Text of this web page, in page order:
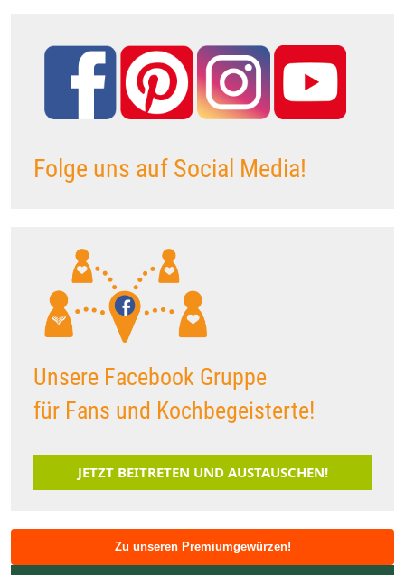
Folge uns auf Social Media!
Unsere Facebook Gruppe
für Fans und Kochbegeisterte!
JETZT BEITRETEN UND AUSTAUSCHEN!
Zu unseren Premiumgewürzen!